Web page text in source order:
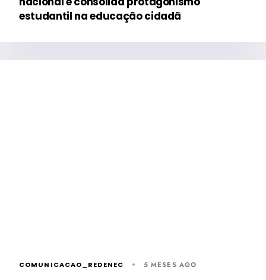
estudantil na educação cidadã
COMUNICACAO_REDENEC 5 MESES AGO